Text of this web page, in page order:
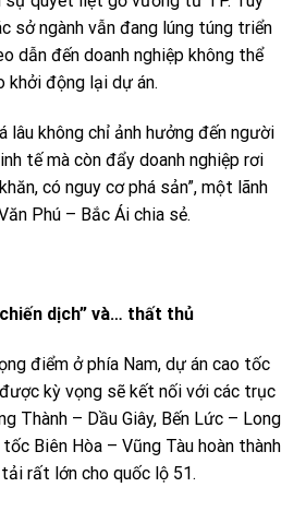
sở ngành vẫn đang lúng túng triển
dẫn đến doanh nghiệp không thể
khởi động lại dự án.
lâu không chỉ ảnh hưởng đến người
tế mà còn đẩy doanh nghiệp rơi
có nguy cơ phá sản”, một lãnh
Phú – Bắc Ái chia sẻ.
dịch” và… thất thủ
điểm ở phía Nam, dự án cao tốc
kỳ vọng sẽ kết nối với các trục
Thành – Dầu Giây, Bến Lức – Long
Biên Hòa – Vũng Tàu hoàn thành
rất lớn cho quốc lộ 51.